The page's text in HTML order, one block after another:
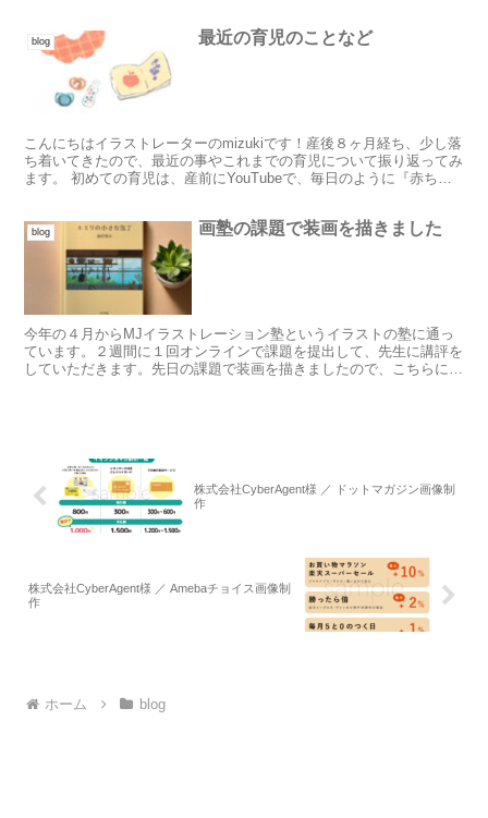
blog 最近の育児のことなど
こんにちはイラストレーターのmizukiです！産後８ヶ月経ち、少し落
ち着いてきたので、最近の事やこれまでの育児について振り返ってみ
ます。 初めての育児は、産前にYouTubeで、毎日のように『赤ちゃ
blog 画塾の課題で装画を描きました
今年の４月からMJイラストレーション塾というイラストの塾に通っ
ています。２週間に１回オンラインで課題を提出して、先生に講評を
していただきます。先日の課題で装画を描きましたので、こちらにも
株式会社CyberAgent様 ／ ドットマガジン画像制
作
株式会社CyberAgent様 ／ Amebaチョイス画像制
作
ホーム blog